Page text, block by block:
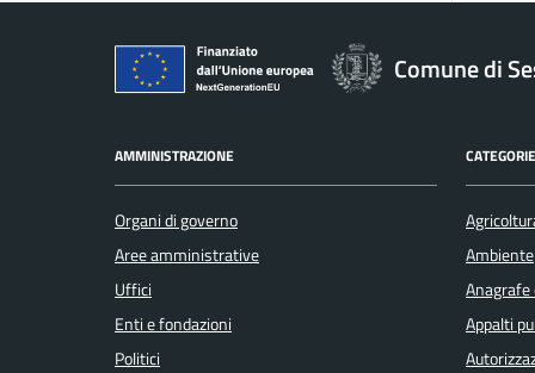
Comune di
AMMINISTRAZIONE
Organi di governo
Aree amministrative
Uffici
Enti e fondazioni
Politici
Ambiente
Appalti